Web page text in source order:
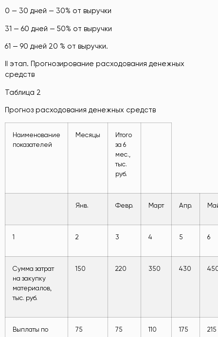
0 — 30 дней — 30% от выручки
31 — 60 дней — 50% от выручки
61 — 90 дней 20 % от выручки.
II этап. Прогнозирование расходования денежных
средств
Таблица 2
Прогноз расходования денежных средств
Наименование
показателей
Месяцы
Итого
за 6
мес.,
тыс.
руб.
Янв. Февр. Март Апр.
1 2 3 4 5 6
Сумма затрат
на закупку
материалов,
тыс. руб.
150 220 350 430
Выплаты по
75 75 110 175 215